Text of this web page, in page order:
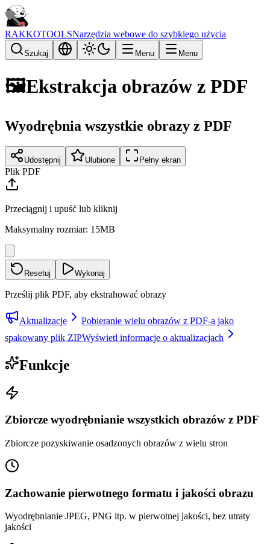
RAKKOTOOLSNarzędzia webowe do szybkiego użycia
Szukaj Menu Menu
🖼️Ekstrakcja obrazów z PDF
Wyodrębnia wszystkie obrazy z PDF
Udostępnij Ulubione Pełny ekran
Plik PDF
Przeciągnij i upuść lub kliknij
Maksymalny rozmiar: 15MB
Resetuj Wykonaj
Prześlij plik PDF, aby ekstrahować obrazy
Aktualizacje
Pobieranie wielu obrazów z PDF-a jako
spakowany plik ZIPWyświetl informacje o aktualizacjach
Funkcje
Zbiorcze wyodrębnianie wszystkich obrazów z PDF
Zbiorcze pozyskiwanie osadzonych obrazów z wielu stron
Zachowanie pierwotnego formatu i jakości obrazu
Wyodrębnianie JPEG, PNG itp. w pierwotnej jakości, bez utraty
jakości